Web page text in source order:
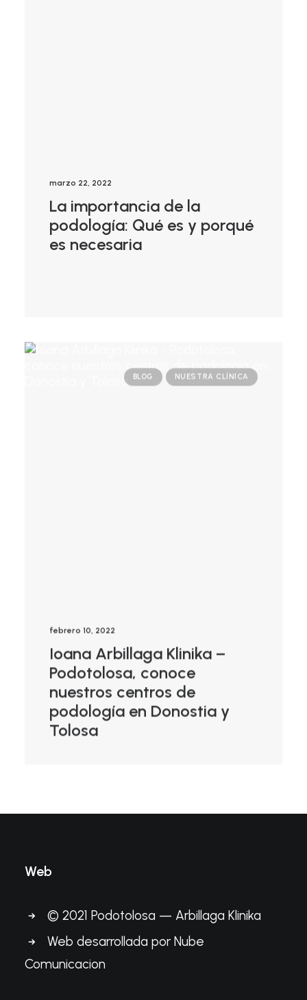
marzo 22, 2022
La importancia de la
podología: Qué es y porqué
es necesaria
BLOG NUESTRA CLÍNICA
febrero 10, 2022
Ioana Arbillaga Klinika –
Podotolosa, conoce
nuestros centros de
podología en Donostia y
Tolosa
Web
© 2021 Podotolosa — Arbillaga Klinika
Web desarrollada por Nube
Comunicacion